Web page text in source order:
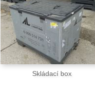
Skládací box